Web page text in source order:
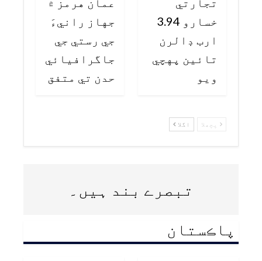
خسارو 3.94
ارب ڊالرن
تائين پهچي
ويو
جهاز رانيءَ
جي رستي جي
جاگرافيائي
حدن تي متفق
پچھلا اگلا
تبصرے بند ہیں۔
پاڪستان